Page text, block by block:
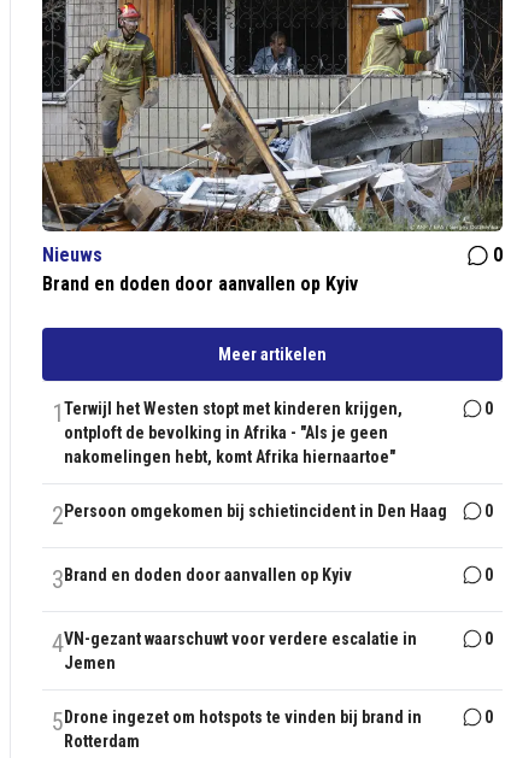
Nieuws
0
Brand en doden door aanvallen op Kyiv
Meer artikelen
1Terwijl het Westen stopt met kinderen krijgen,
ontploft de bevolking in Afrika - "Als je geen
nakomelingen hebt, komt Afrika hiernaartoe"
0
2 Persoon omgekomen bij schietincident in Den Haag 0
3 Brand en doden door aanvallen op Kyiv 0
4VN-gezant waarschuwt voor verdere escalatie in
Jemen
0
5 Drone ingezet om hotspots te vinden bij brand in
Rotterdam
0